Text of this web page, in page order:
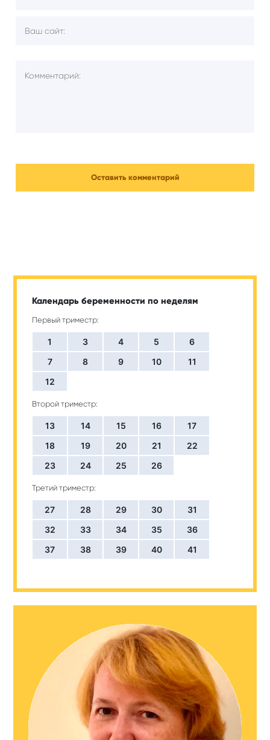
Календарь беременности по неделям
Первый триместр:
1 3 4 5
6
7
8 9 10
11
12
Второй триместр:
13 14 15 16
17
18
19 20 21
22
23
24 25 26
Третий триместр:
27 28 29 30
31
32
33 34 35
36
37
38 39 40 41